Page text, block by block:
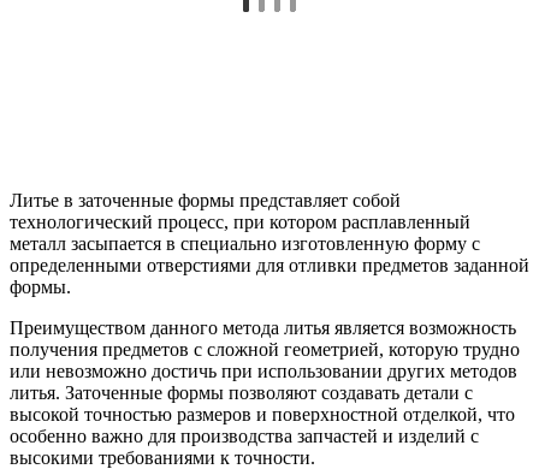
Литье в заточенные формы представляет собой
технологический процесс, при котором расплавленный
металл засыпается в специально изготовленную форму с
определенными отверстиями для отливки предметов заданной
формы.
Преимуществом данного метода литья является возможность
получения предметов с сложной геометрией, которую трудно
или невозможно достичь при использовании других методов
литья. Заточенные формы позволяют создавать детали с
высокой точностью размеров и поверхностной отделкой, что
особенно важно для производства запчастей и изделий с
высокими требованиями к точности.